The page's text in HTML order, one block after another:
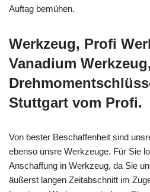
Auftag bemühen.
Werkzeug, Profi
Vanadium Werkzeug,
Stuttgart vom Profi.
Von bester Beschaffenheit sind
ebenso unsre Werkzeuge. Für Sie
Anschaffung in Werkzeug, da Sie
äußerst langen Zeitabschnitt im